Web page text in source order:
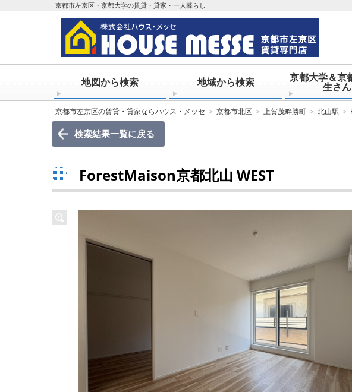
京都市左京区・京都大学の賃貸・貸家・一人暮らし
地図から検索 地域から検索 京都大学＆京
生さ
京都市左京区の賃貸・貸家ならハウス・メッセ 京都市北区 上賀茂畔勝町 北山駅
検索結果一覧に戻る
ForestMaison京都北山 WEST